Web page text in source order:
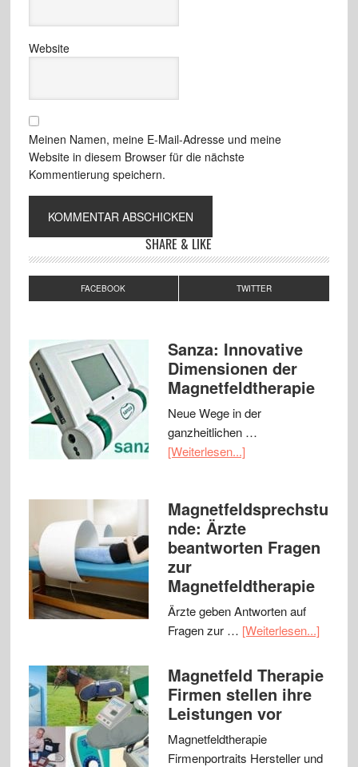
Website
Meinen Namen, meine E-Mail-Adresse und meine
Website in diesem Browser für die nächste
Kommentierung speichern.
SHARE & LIKE
FACEBOOK TWITTER
Sanza: Innovative
Dimensionen der
Magnetfeldtherapie
Neue Wege in der
ganzheitlichen …
[Weiterlesen...]
Magnetfeldsprechstu
nde: Ärzte
beantworten Fragen
zur
Magnetfeldtherapie
Ärzte geben Antworten auf
Fragen zur … [Weiterlesen...]
Magnetfeld Therapie
Firmen stellen ihre
Leistungen vor
Magnetfeldtherapie
Firmenportraits Hersteller und